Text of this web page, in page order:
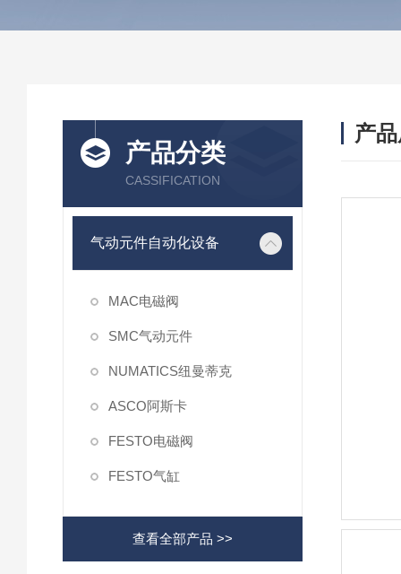
产品分类
CASSIFICATION
气动元件自动化设备
MAC电磁阀
SMC气动元件
NUMATICS纽曼蒂克
ASCO阿斯卡
FESTO电磁阀
FESTO气缸
查看全部产品 >>
产